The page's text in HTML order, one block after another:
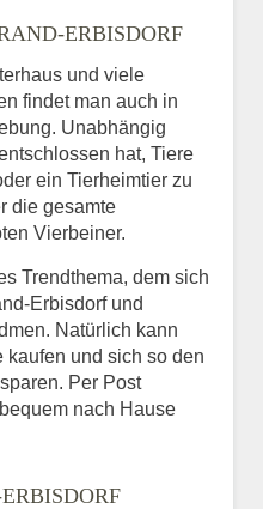
ERBISDORF
und viele
findet man auch in
Unabhängig
hat, Tiere
ein Tierheimtier zu
die gesamte
Vierbeiner.
Trendthema, dem sich
Erbisdorf und
Natürlich kann
kaufen und sich so den
Per Post
nach Hause